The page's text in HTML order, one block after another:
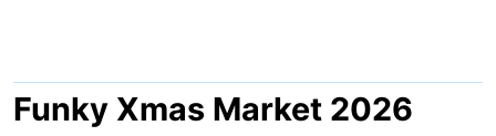
Amsterdamse
Spaarnwoude
Hotels
Funky Xmas Market 2026